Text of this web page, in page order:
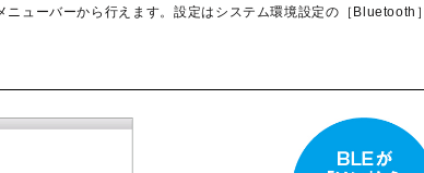
ューバーから行えます。設定はシステム環境設定の［Bluetooth］